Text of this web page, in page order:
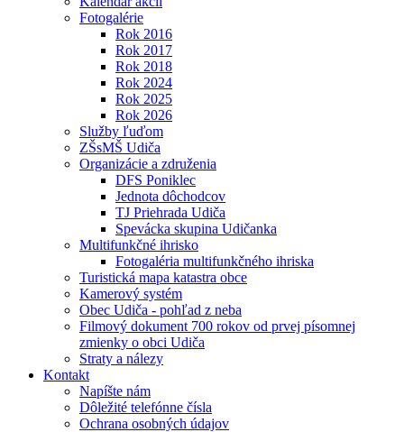
Fotogalérie
Rok 2016
Rok 2017
Rok 2018
Rok 2024
Rok 2025
Rok 2026
Služby ľuďom
ZŠsMŠ Udiča
Organizácie a združenia
DFS Poniklec
Jednota dôchodcov
TJ Priehrada Udiča
Spevácka skupina Udičanka
Multifunkčné ihrisko
Fotogaléria multifunkčného ihriska
Turistická mapa katastra obce
Kamerový systém
Obec Udiča - pohľad z neba
Filmový dokument 700 rokov od prvej písomnej
zmienky o obci Udiča
Straty a nálezy
Kontakt
Napíšte nám
Dôležité telefónne čísla
Ochrana osobných údajov